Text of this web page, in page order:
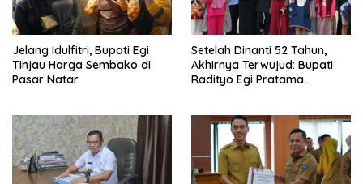
Jelang Idulfitri, Bupati Egi
Tinjau Harga Sembako di
Pasar Natar
Setelah Dinanti 52 Tahun,
Akhirnya Terwujud: Bupati
Radityo Egi Pratama